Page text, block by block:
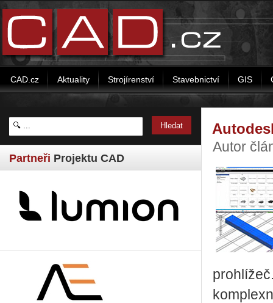
CAD.cz Aktuality Strojírenství Stavebnictví GIS
Partneři Projektu CAD
Autor